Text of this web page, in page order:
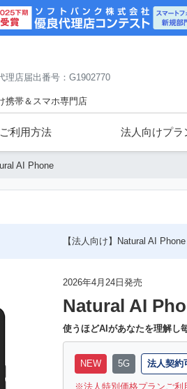
理店届出番号：G1902770
携帯＆スマホ専門店
ご利用方法 法人向けプラ
AI Phone
【法人向け】Natural AI
2026年4月24日発売
Natural AI
使うほどAIがあなたを理解し
NEW 5G 法人契約
法人特別価格プランご利